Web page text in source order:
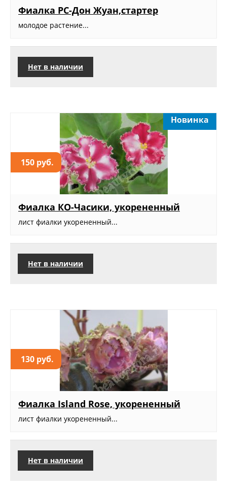
Фиалка РС-Дон Жуан,стартер
молодое растение...
Нет в наличии
150 руб.
Новинка
Фиалка КО-Часики, укорененный
лист фиалки укорененный...
Нет в наличии
130 руб.
Фиалка Island Rose, укорененный
лист фиалки укорененный...
Нет в наличии